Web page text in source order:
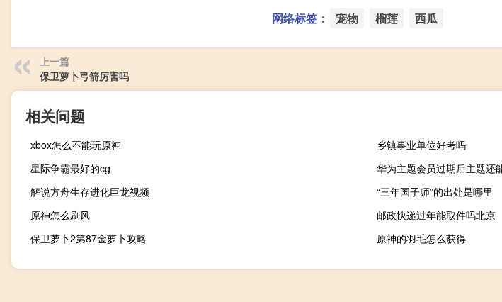
网络标签： 宠物 榴莲 西瓜
上一篇
保卫萝卜弓箭厉害吗
相关问题
xbox怎么不能玩原神
乡镇事业单位好考吗
星际争霸最好的cg
华为主题会员过期后主题还
解说方舟生存进化巨龙视频
“三年国子师”的出处是哪里
原神怎么刷风
邮政快递过年能取件吗北京
保卫萝卜2第87金萝卜攻略
原神的羽毛怎么获得